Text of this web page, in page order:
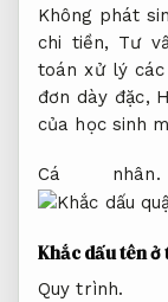
Không phát
chi tiền, Tư
toán xử lý các
đơn dày đặc,
của học sinh
Cá nhân.
Khắc dấu tên ở
Quy trình.